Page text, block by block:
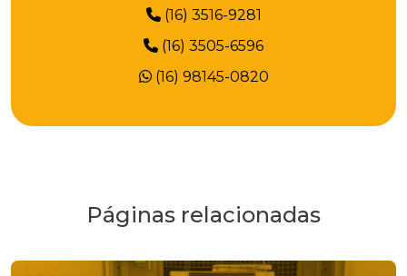
(16) 3516-9281
(16) 3505-6596
(16) 98145-0820
Páginas relacionadas